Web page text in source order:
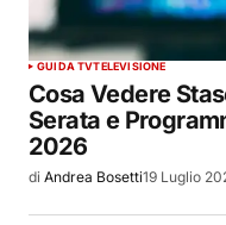
GUIDA TVTELEVISIONE
Cosa Vedere
Serata e
2026
di Andrea Bosetti19 Luglio